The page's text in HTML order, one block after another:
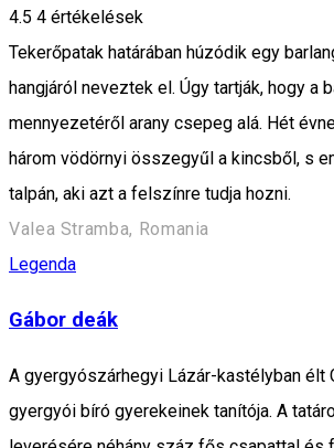
4.5 4 értékelések
Tekerőpatak határában húzódik egy
hangjáról neveztek el. Úgy tartják, hogy a
mennyezetéről arany csepeg alá. Hét
három vödörnyi összegyűl a kincsből, s
talpán, aki azt a felszínre tudja hozni.
Valea Stramba, Romania
Legenda
Gábor deák
A gyergyószárhegyi Lázár-kastélyban élt
gyergyói bíró gyerekeinek tanítója. A